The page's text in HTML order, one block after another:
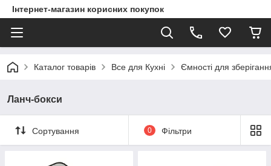
Інтернет-магазин корисних покупок
Каталог товарів Все для Кухні Ємності для
Ланч-бокси
Сортування 0 Фільтри